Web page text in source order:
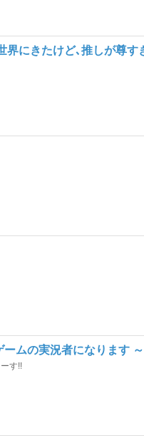
界にきたけど､推しが尊す
ムの実況者になります
す!!